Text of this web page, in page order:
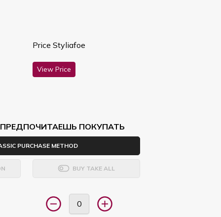
Price Styliafoe
View Price
ПОКУПАТЬ
PURCHASE METHOD
BUY TAKE ALL